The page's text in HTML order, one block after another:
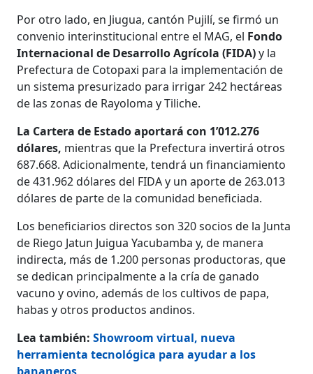
Por otro lado, en Jiugua, cantón Pujilí, se firmó un
convenio interinstitucional entre el MAG, el Fondo
Internacional de Desarrollo Agrícola (FIDA)y la
Prefectura de Cotopaxi para la implementación de
un sistema presurizado para irrigar 242 hectáreas
de las zonas de Rayoloma y Tiliche.
La Cartera de Estado aportará con 1’012.276
dólares, mientras que la Prefectura invertirá otros
687.668. Adicionalmente, tendrá un financiamiento
de 431.962 dólares del FIDA y un aporte de 263.013
dólares de parte de la comunidad beneficiada.
Los beneficiarios directos son 320 socios de la Junta
de Riego Jatun Juigua Yacubamba y, de manera
indirecta, más de 1.200 personas productoras, que
se dedican principalmente a la cría de ganado
vacuno y ovino, además de los cultivos de papa,
habas y otros productos andinos.
Lea también:Showroom virtual, nueva
herramienta tecnológica para ayudar a los